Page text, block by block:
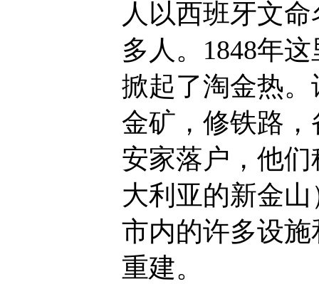
人以西班牙文
多人。1848年
掀起了淘金热
金矿，修铁路
安家落户，他
大利亚的新金
市内的许多设
重建。